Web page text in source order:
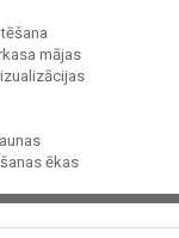
mājas
ēkas